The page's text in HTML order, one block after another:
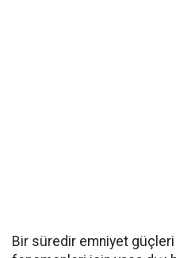
Bir süredir emniyet